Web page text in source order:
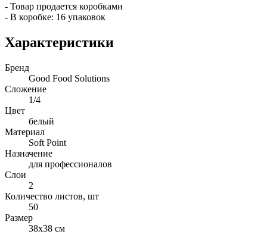
- Товар продается коробками
- В коробке: 16 упаковок
Характеристики
Бренд
Good Food Solutions
Сложение
1/4
Цвет
белый
Материал
Soft Point
Назначение
для профессионалов
Слои
2
Количество листов, шт
50
Размер
38х38 см